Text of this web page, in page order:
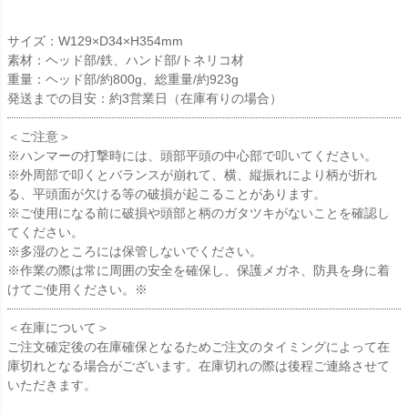
サイズ：W129×D34×H354mm
素材：ヘッド部/鉄、ハンド部/トネリコ材
重量：ヘッド部/約800g、総重量/約923g
発送までの目安：約3営業日（在庫有りの場合）
＜ご注意＞
※ハンマーの打撃時には、頭部平頭の中心部で叩いてください。
※外周部で叩くとバランスが崩れて、横、縦振れにより柄が折れ
る、平頭面が欠ける等の破損が起こることがあります。
※ご使用になる前に破損や頭部と柄のガタツキがないことを確認し
てください。
※多湿のところには保管しないでください。
※作業の際は常に周囲の安全を確保し、保護メガネ、防具を身に着
けてご使用ください。※
＜在庫について＞
ご注文確定後の在庫確保となるためご注文のタイミングによって在
庫切れとなる場合がございます。在庫切れの際は後程ご連絡させて
いただきます。